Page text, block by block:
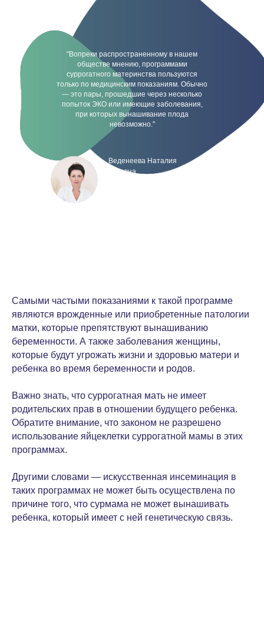
"Вопреки распространенному в нашем
обществе мнению, программами
суррогатного материнства пользуются
только по медицинским показаниям. Обычно
— это пары, прошедшие через несколько
попыток ЭКО или имеющие заболевания,
при которых вынашивание плода
невозможно."
Веденеева Наталия
Львовна
Самыми частыми показаниями к такой программе
являются врожденные или приобретенные патологии
матки, которые препятствуют вынашиванию
беременности. А также заболевания женщины,
которые будут угрожать жизни и здоровью матери и
ребенка во время беременности и родов.
Важно знать, что суррогатная мать не имеет
родительских прав в отношении будущего ребенка.
Обратите внимание, что законом не разрешено
использование яйцеклетки суррогатной мамы в этих
программах.
Другими словами — искусственная инсеминация в
таких программах не может быть осуществлена по
причине того, что сурмама не может вынашивать
ребенка, который имеет с ней генетическую связь.